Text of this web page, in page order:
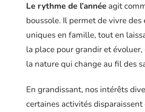
Le rythme de l’année agit
boussole. Il permet de vivre des
uniques en famille, tout en
la place pour grandir et évoluer,
la nature qui change au fil des
En grandissant, nos intérêts
certaines activités disparaissent